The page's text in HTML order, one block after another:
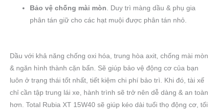
Bảo vệ chống mài mòn . Duy trì màng dầu & phụ gia
phân tán giữ cho các hạt muội được phân tán nhỏ.
Dầu với khả năng chống oxi hóa, trung hòa axit, chống mài mòn
& ngăn hình thành cặn bẩn. Sẽ giúp bảo vệ động cơ của bạn
luôn ở trạng thái tốt nhất, tiết kiệm chi phí bảo trì. Khi đó, tài xế
chỉ cần tập trung lái xe, hành trình sẽ trở nên dễ dàng & an toàn
hơn. Total Rubia XT 15W40 sẽ giúp kéo dài tuổi thọ động cơ, tối